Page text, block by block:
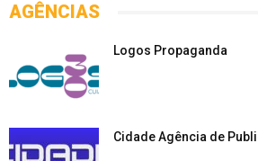
AGÊNCIAS
Logos Propaganda
Cidade Agência de